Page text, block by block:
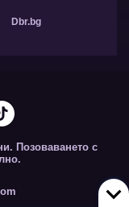
Dbr.bg
Позоваването с